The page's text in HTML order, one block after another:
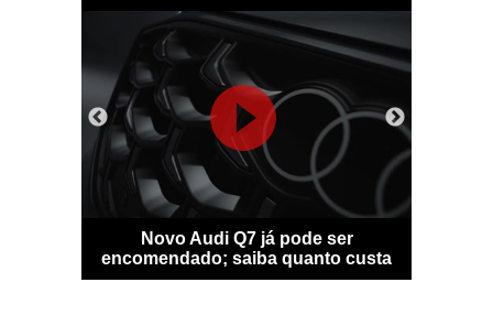
Novo Audi Q7 já pode ser
encomendado; saiba quanto custa